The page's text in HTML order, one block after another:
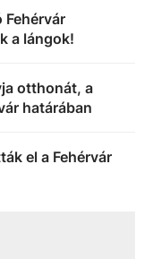
Fehérvár
a lángok!
otthonát, a
határában
el a Fehérvár